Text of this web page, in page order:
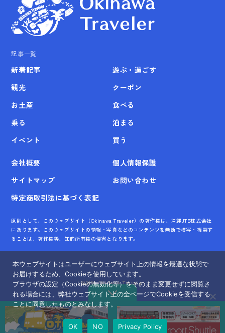
記事一覧
新着記事
観光
お土産
乗る
イベント
遊ぶ・過ごす
クーポン
食べる
泊まる
買う
会社概要
個人情報保護
サイトマップ
お問い合わせ
特定商取引法に基づく表記
原則として、このウェブサイト（Okinawa Traveler）の著作権は、沖縄JTB株式会社
にあります。このウェブサイトの情報・写真などのコンテンツを無断で模写・複製す
ることは、著作権等、知的所有権の侵害となります。
©2026 Okinawa Traveler
本ウェブサイトはユーザーにウェブサイト上の情報を最適な状態で
お届けするため、Cookieを使用しています。
ブラウザの設定（Cookieの無効化等）をそのまま変更せずに閲覧さ
れる場合には、弊社ウェブサイト上の全ページでCookieを受信する
ことに同意したものとみなします。
OK NO Privacy Policy